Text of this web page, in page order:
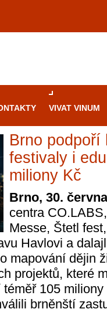
VIVAT VINUM
Brno
festivaly i
miliony Kč
Brno, 30.
centra
Messe, Štetl
Havlovi a
mapování dějin
projektů, které
105
brněnští
Průvodce
Brně: Od
automaty
Brno je
zajímavé
restaurace,
kde si
hry. V
nabídku her
pro pravidelné